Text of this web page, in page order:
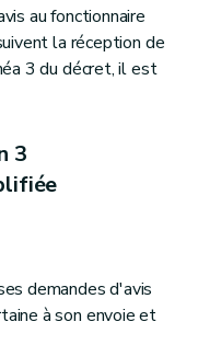
au fonctionnaire
la réception de
3 du décret, il est
3
demandes d'avis
à son envoie et